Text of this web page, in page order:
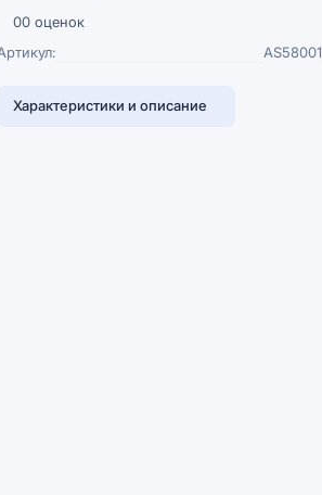
00 оценок
AS58001
Характеристики и описание